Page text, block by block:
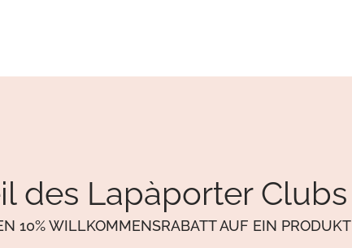
des Lapàporter Clubs
10% WILLKOMMENSRABATT AUF EIN PRODUKT